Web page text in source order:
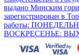
выдано Минским
зарегистрирован в
работы:
ВОСКРЕСЕНЬЕ: